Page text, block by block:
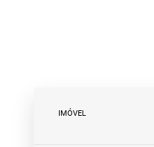
IMÓVEL